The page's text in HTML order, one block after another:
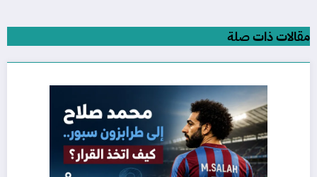
مقالات ذات صلة